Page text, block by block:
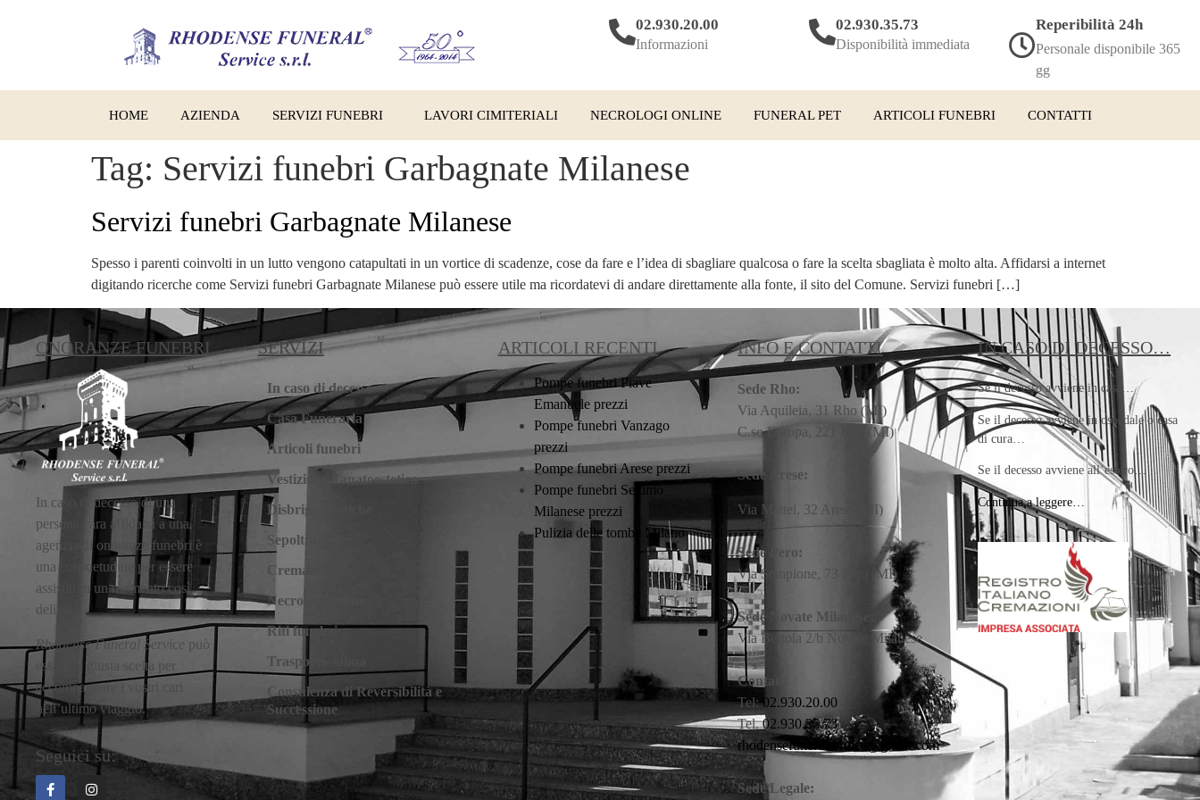
02.930.20.00
Informazioni
02.930.35.73
Disponibilità immediata
Reperibilità 24h
Personale disponibile 365
gg
HOME AZIENDA SERVIZI FUNEBRI LAVORI CIMITERIALI NECROLOGI ONLINE FUNERAL PET ARTICOLI FUNEBRI CONTATTI
Tag: Servizi funebri Garbagnate Milanese
Servizi funebri Garbagnate Milanese
Spesso i parenti coinvolti in un lutto vengono catapultati in un vortice di scadenze, cose da fare e l’idea di sbagliare qualcosa o fare la scelta sbagliata è molto alta. Affidarsi a internet
digitando ricerche come Servizi funebri Garbagnate Milanese può essere utile ma ricordatevi di andare direttamente alla fonte, il sito del Comune. Servizi funebri […]
ONORANZE FUNEBRI
In caso di decesso di una
persona cara affidarsi a una
agenzia di onoranze funebri è
una consuetudine per essere
assistiti in un momento così
delicato.
Rhodense Funeral Service può
essere la giusta scelta per
accompagnare i vostri cari
nell’ultimo viaggio.
Seguici su:
SERVIZI
In caso di decesso
Casa Funeraria
Articoli funebri
Vestizione Tanatoestetica
Disbrigo pratiche
Sepolture
Cremazione
Necrologi online
Riti funebri
Trasporto salma
Consulenza di Reversibilità e
Successione
ARTICOLI RECENTI
Pompe funebri Piave
Emanuele prezzi
Pompe funebri Vanzago
prezzi
Pompe funebri Arese prezzi
Pompe funebri Settimo
Milanese prezzi
Pulizia delle tombe Milano
INFO E CONTATTI
Sede Rho:
Via Aquileia, 31 Rho (MI)
C.so Europa, 221 Rho (MI)
Sede Arese:
Via Mattei, 32 Arese (MI)
Sede Pero:
Via Sempione, 73 Pero (MI)
Sede Novate Milanese:
Via Bertola 2/b Novate Milanese
Contatti
Tel:02.930.20.00
Tel.02.930.35.73
rhodensefuneralservice@gmail.com
Sede Legale:
IN CASO DI DECESSO…
Se il decesso avviene in casa…
Se il decesso avviene in ospedale o casa
di cura…
Se il decesso avviene all’estero…
Continua a leggere…